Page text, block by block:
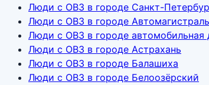
Люди с ОВЗ в городе Санкт-
Люди с ОВЗ в городе
Люди с ОВЗ в городе автомобильная
Люди с ОВЗ в городе Астрахань
Люди с ОВЗ в городе Балашиха
Люди с ОВЗ в городе Белоозёрский